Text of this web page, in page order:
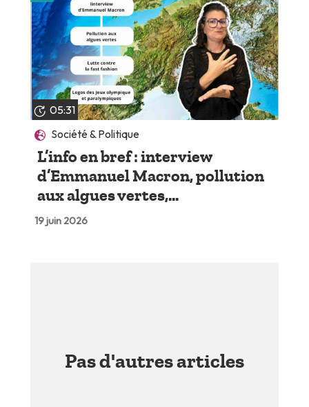
05:31
Société & Politique
L’info en bref : interview
d’Emmanuel Macron, pollution
aux algues vertes,...
19 juin 2026
Pas d'autres articles